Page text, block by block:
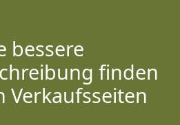
bessere
finden
Verkaufsseiten